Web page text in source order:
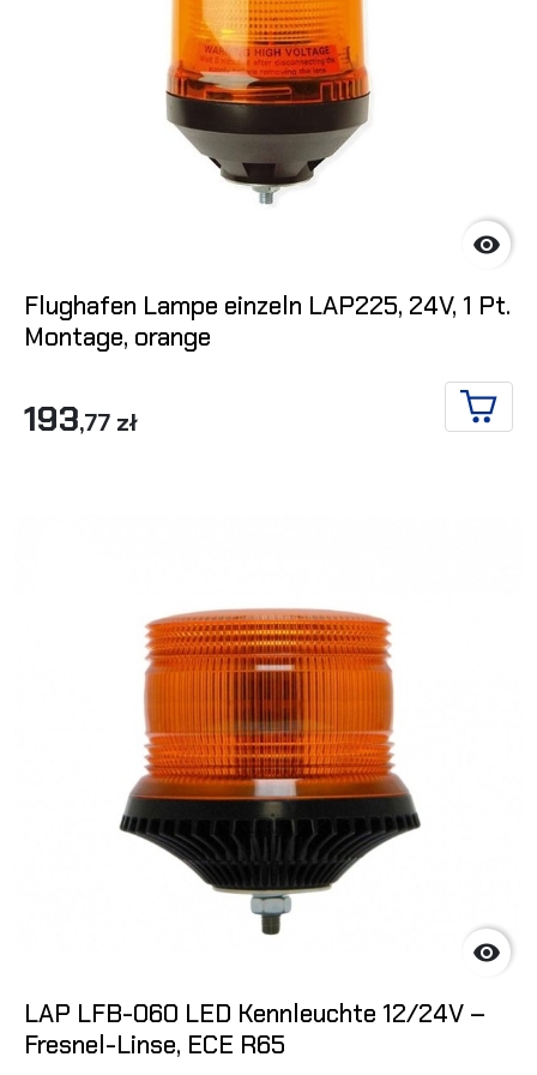

Flughafen Lampe einzeln LAP225, 24V, 1 Pt.
Montage, orange
193,77 zł IN

LAP LFB-060 LED Kennleuchte 12/24V –
Fresnel-Linse, ECE R65